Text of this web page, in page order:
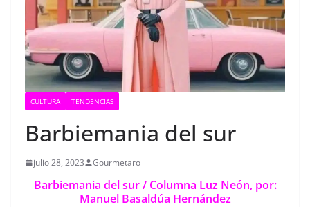
CULTURA TENDENCIAS
Barbiemania del sur
julio 28, 2023 Gourmetaro
Barbiemania del sur / Columna Luz Neón, por:
Manuel Basaldúa Hernández